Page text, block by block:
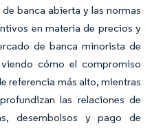
banca abierta y las normas
en materia de precios y
de banca minorista de
cómo el compromiso
referencia más alto, mientras
las relaciones de
desembolsos y pago de